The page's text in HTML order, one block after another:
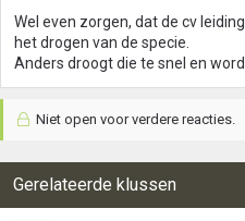
Wel even zorgen, dat de cv
het drogen van de specie.
Anders droogt die te snel en
Niet open voor verdere reacties.
Gerelateerde klussen